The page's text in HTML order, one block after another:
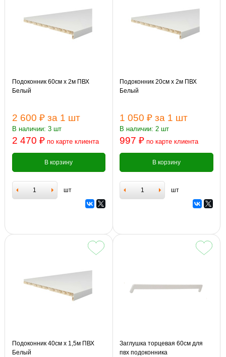
Подоконник 60см х 2м ПВХ
Белый
2 600 ₽ за 1 шт
В наличии: 3 шт
2 470 ₽ по карте клиента
В корзину
шт
Подоконник 20см х 2м ПВХ
Белый
1 050 ₽ за 1 шт
В наличии: 2 шт
997 ₽ по карте клиента
В корзину
шт
Подоконник 40см х 1,5м ПВХ
Белый
Заглушка торцевая 60см для
пвх подоконника